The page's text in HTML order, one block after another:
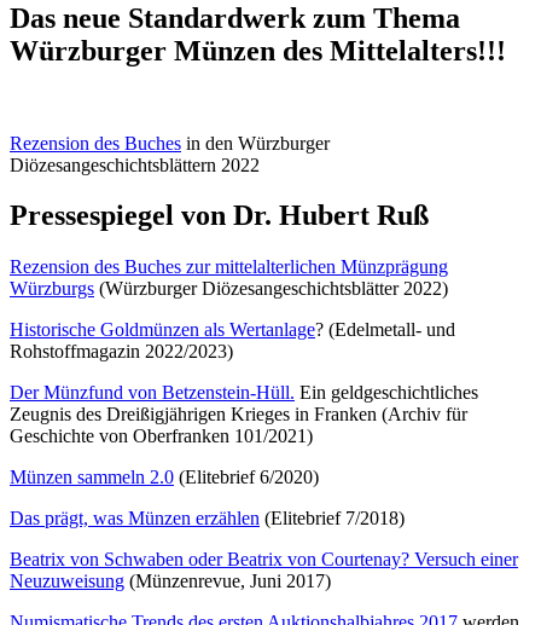
Das neue Standardwerk zum Thema
Würzburger Münzen des Mittelalters!!!
Rezension des Buches in den Würzburger
Diözesangeschichtsblättern 2022
Pressespiegel von Dr. Hubert Ruß
Rezension des Buches zur mittelalterlichen Münzprägung
Würzburgs (Würzburger Diözesangeschichtsblätter 2022)
Historische Goldmünzen als Wertanlage? (Edelmetall- und
Rohstoffmagazin 2022/2023)
Der Münzfund von Betzenstein-Hüll. Ein geldgeschichtliches
Zeugnis des Dreißigjährigen Krieges in Franken (Archiv für
Geschichte von Oberfranken 101/2021)
Münzen sammeln 2.0 (Elitebrief 6/2020)
Das prägt, was Münzen erzählen (Elitebrief 7/2018)
Beatrix von Schwaben oder Beatrix von Courtenay? Versuch einer
Neuzuweisung (Münzenrevue, Juni 2017)